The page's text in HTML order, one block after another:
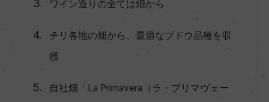
ワイン造りの全ては畑から
チリ各地の畑から、最適なブドウ品種を収
穫
自社畑「La Primavera（ラ・プリマヴェー